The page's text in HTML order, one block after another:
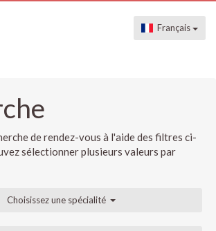
Français
de rendez-vous à l'aide des filtres ci-
sélectionner plusieurs valeurs par
Choisissez une spécialité